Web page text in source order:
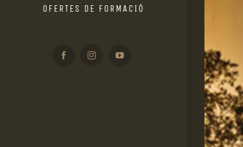
OFERTES DE FORMACIÓ
FacebookInstagramYouTube